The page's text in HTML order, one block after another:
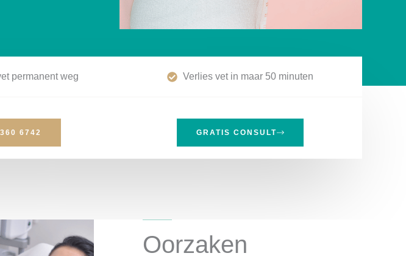
permanent weg Verlies vet in maar 50 minuten
6742 GRATIS CONSULT
Oorzaken